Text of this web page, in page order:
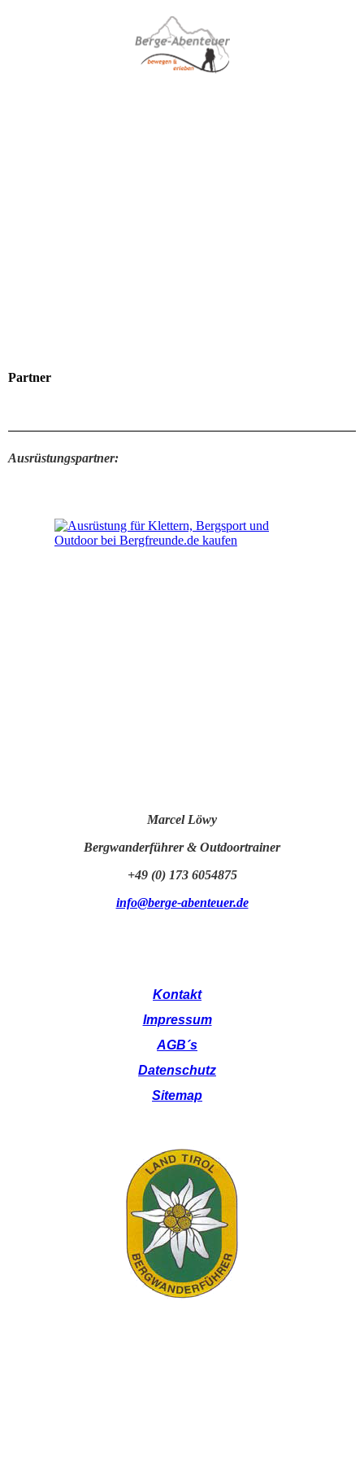
Partner
Ausrüstungspartner:
Marcel Löwy
Bergwanderführer & Outdoortrainer
+49 (0) 173 6054875
info@berge-abenteuer.de
Kontakt
Impressum
AGB´s
Datenschutz
Sitemap